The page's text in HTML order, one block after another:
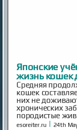
Японские
жизнь кошек
Средняя
кошек
них не
хронических
породистые
esoreiter.ru | 24th